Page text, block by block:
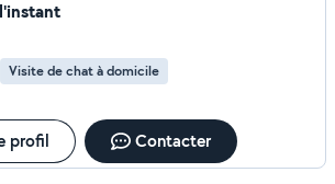
de bien se dépenser tout en
mais aussi de chats. Dynamique,
je saurai m'adapter au rythme et aux
moment. Je travaille dans
le matin, ce qui me rend
midi et les soirs
Visite de chat à domicile
profil Contacter